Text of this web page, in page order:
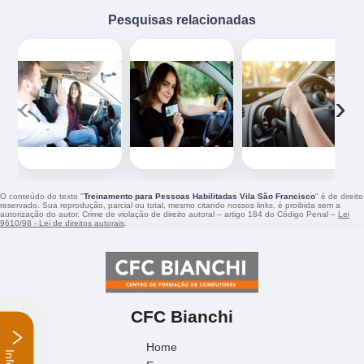
‹ ›
reservado. Sua reprodução, parcial ou total, mesmo citando nossos links, é proibida sem a
autorização do autor. Crime de violação de direito autoral – artigo 184 do Código Penal – Lei
9610/98 - Lei de direitos autorais.
Empresa